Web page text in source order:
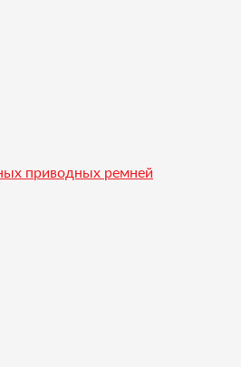
приводных ремней